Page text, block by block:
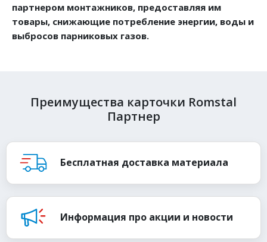
партнером монтажников, предоставляя им
товары, снижающие потребление энергии, воды и
выбросов парниковых газов.
Преимущества карточки Romstal
Партнер
Бесплатная доставка материала
Информация про акции и новости